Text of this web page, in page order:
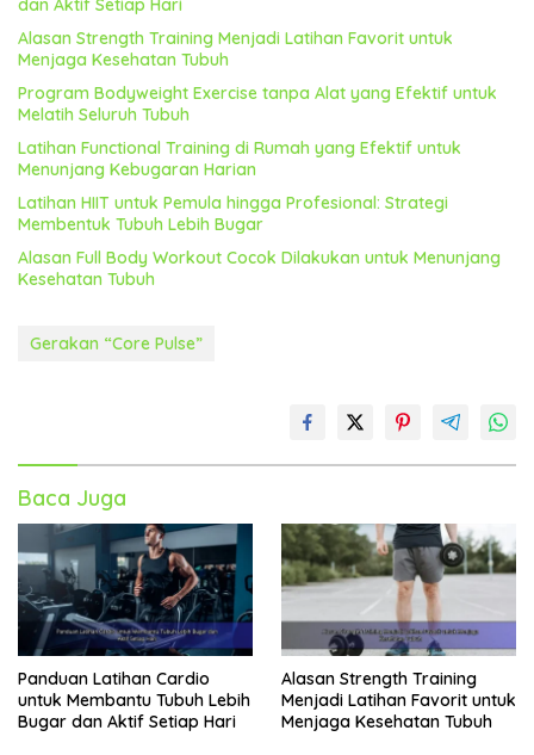
dan Aktif Setiap Hari
Alasan Strength Training Menjadi Latihan Favorit untuk
Menjaga Kesehatan Tubuh
Program Bodyweight Exercise tanpa Alat yang Efektif untuk
Melatih Seluruh Tubuh
Latihan Functional Training di Rumah yang Efektif untuk
Menunjang Kebugaran Harian
Latihan HIIT untuk Pemula hingga Profesional: Strategi
Membentuk Tubuh Lebih Bugar
Alasan Full Body Workout Cocok Dilakukan untuk Menunjang
Kesehatan Tubuh
Gerakan “Core Pulse”
Baca Juga
Panduan Latihan Cardio
untuk Membantu Tubuh Lebih
Bugar dan Aktif Setiap Hari
Alasan Strength Training
Menjadi Latihan Favorit untuk
Menjaga Kesehatan Tubuh